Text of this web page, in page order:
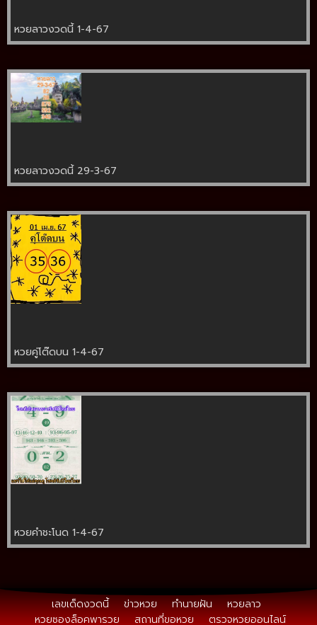
หวยลาวงวดนี้ 1-4-67
หวยลาวงวดนี้ 29-3-67
หวยคู่โต๊ดบน 1-4-67
หวยคำชะโนด 1-4-67
เลขเด็ดงวดนี้ ข่าวหวย ทำนายฝัน
หวยลาว
หวยซองล็อคพารวย
สถานที่ขอหวย ตรวจหวยออนไลน์